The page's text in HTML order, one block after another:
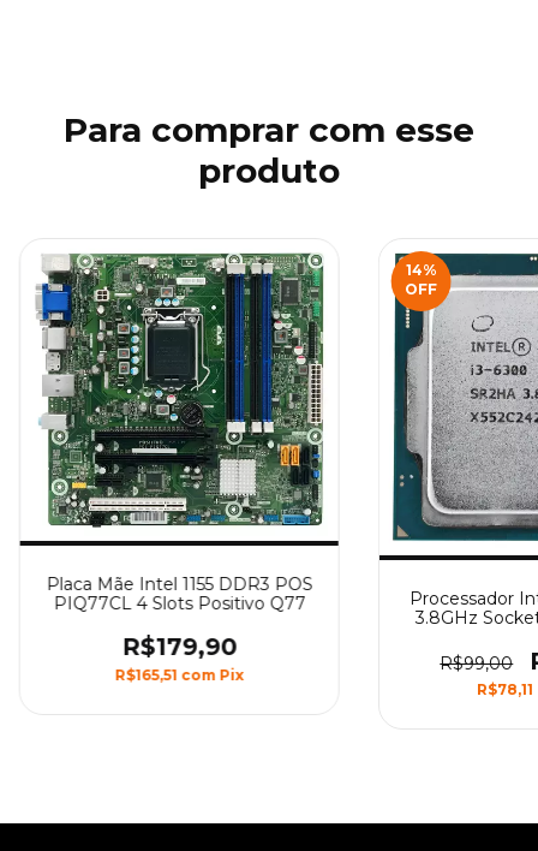
Para comprar com esse
produto
Placa Mãe Intel 1155 DDR3 POS
PIQ77CL 4 Slots Positivo Q77
R$179,90
R$165,51 com Pix
14%
OFF
Processador
3.8GHz
R$99,00
R$78,11